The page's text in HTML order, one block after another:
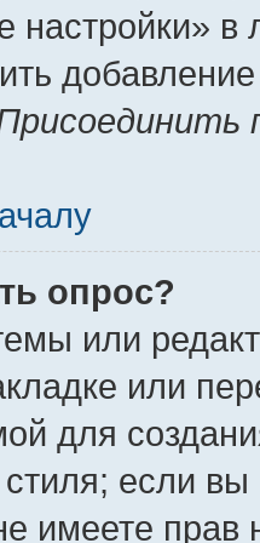
настройки»
опрос?
или
или
для
если
имеете прав